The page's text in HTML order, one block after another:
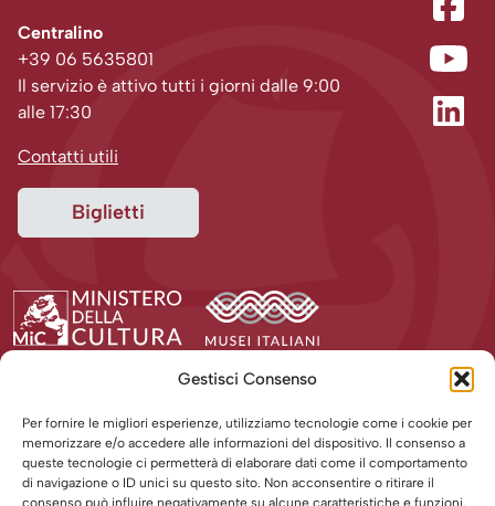
Gestisci Consenso
Per fornire le migliori esperienze, utilizziamo tecnologie come i cookie per
memorizzare e/o accedere alle informazioni del dispositivo. Il consenso a
queste tecnologie ci permetterà di elaborare dati come il comportamento
di navigazione o ID unici su questo sito. Non acconsentire o ritirare il
consenso può influire negativamente su alcune caratteristiche e funzioni.
Centralino
+39 06 5635801
Il servizio è attivo tutti i giorni dalle 9:00
alle 17:30
Contatti utili
Biglietti